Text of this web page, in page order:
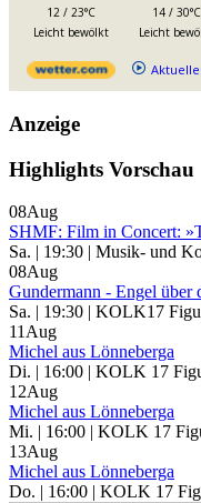
12 / 23°C
Leicht bewölkt
14 / 30°C
Leicht
Anzeige
Highlights Vorschau
08Aug
SHMF: Film in Concert:
Sa. | 19:30 | Musik- und
08Aug
Gundermann - Engel über
Sa. | 19:30 | KOLK17
11Aug
Michel aus Lönneberga
Di. | 16:00 | KOLK 17
12Aug
Michel aus Lönneberga
Mi. | 16:00 | KOLK 17
13Aug
Michel aus Lönneberga
Do. | 16:00 | KOLK 17